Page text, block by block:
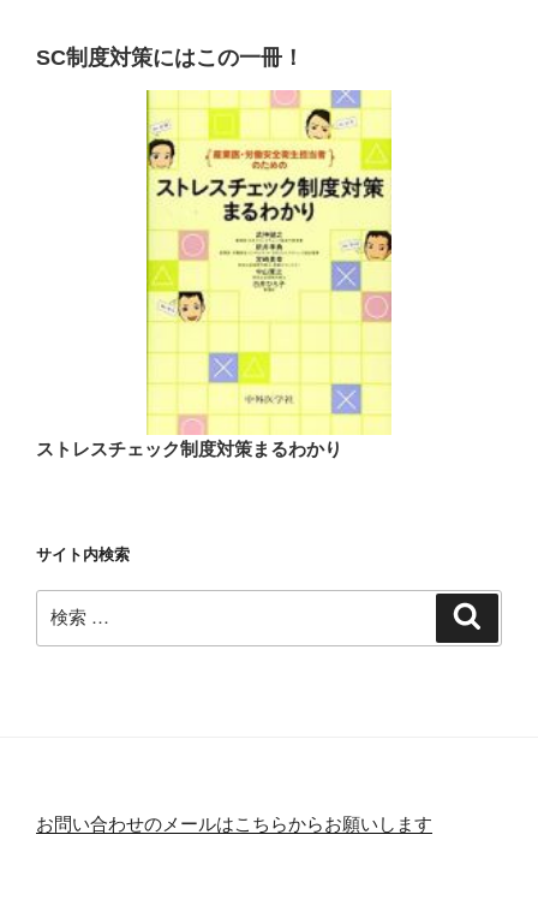
SC制度対策にはこの一冊！
ストレスチェック制度対策まるわかり
サイト内検索
検
索:
お問い合わせのメールはこちらからお願いします